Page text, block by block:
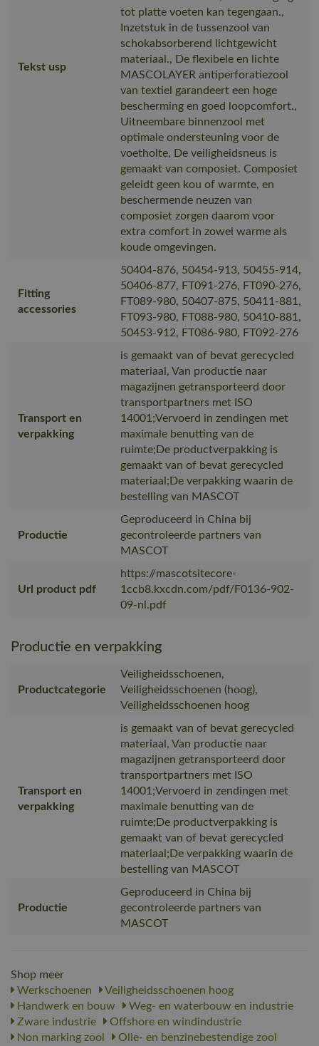
Tekst usp
tot platte voeten kan tegengaan.,
Inzetstuk in de tussenzool van
schokabsorberend lichtgewicht
materiaal., De flexibele en lichte
MASCOLAYER antiperforatiezool
van textiel garandeert een hoge
bescherming en goed loopcomfort.,
Uitneembare binnenzool met
optimale ondersteuning voor de
voetholte, De veiligheidsneus is
gemaakt van composiet. Composiet
geleidt geen kou of warmte, en
beschermende neuzen van
composiet zorgen daarom voor
extra comfort in zowel warme als
koude omgevingen.
Fitting
accessories
50404-876, 50454-913, 50455-914,
50406-877, FT091-276, FT090-276,
FT089-980, 50407-875, 50411-881,
FT093-980, FT088-980, 50410-881,
50453-912, FT086-980, FT092-276
Transport en
verpakking
is gemaakt van of bevat gerecycled
materiaal, Van productie naar
magazijnen getransporteerd door
transportpartners met ISO
14001;Vervoerd in zendingen met
maximale benutting van de
ruimte;De productverpakking is
gemaakt van of bevat gerecycled
materiaal;De verpakking waarin de
bestelling van MASCOT
Productie
Geproduceerd in China bij
gecontroleerde partners van
MASCOT
Url product pdf
https://mascotsitecore-
1ccb8.kxcdn.com/pdf/F0136-902-
09-nl.pdf
Productie en verpakking
Productcategorie
Veiligheidsschoenen,
Veiligheidsschoenen (hoog),
Veiligheidsschoenen hoog
Transport en
verpakking
is gemaakt van of bevat gerecycled
materiaal, Van productie naar
magazijnen getransporteerd door
transportpartners met ISO
14001;Vervoerd in zendingen met
maximale benutting van de
ruimte;De productverpakking is
gemaakt van of bevat gerecycled
materiaal;De verpakking waarin de
bestelling van MASCOT
Productie
Geproduceerd in China bij
gecontroleerde partners van
MASCOT
Shop meer
Werkschoenen
Veiligheidsschoenen hoog
Handwerk en bouw
Weg- en waterbouw en industrie
Zware industrie
Offshore en windindustrie
Non marking zool
Olie- en benzinebestendige zool